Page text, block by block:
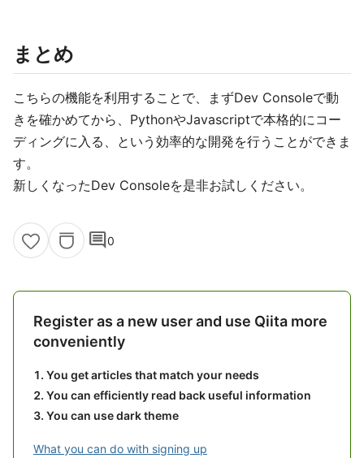
まとめ
こちらの機能を利用することで、まずDev Consoleで動
きを確かめてから、PythonやJavascriptで本格的にコー
ディングに入る、という効率的な開発を行うことができま
す。
新しくなったDev Consoleを是非お試しください。
comment0
Register as a new user and use Qiita more
conveniently
You get articles that match your needs
You can efficiently read back useful information
You can use dark theme
What you can do with signing up